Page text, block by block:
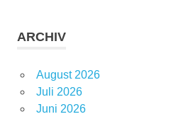
ARCHIV
August 2026
Juli 2026
Juni 2026